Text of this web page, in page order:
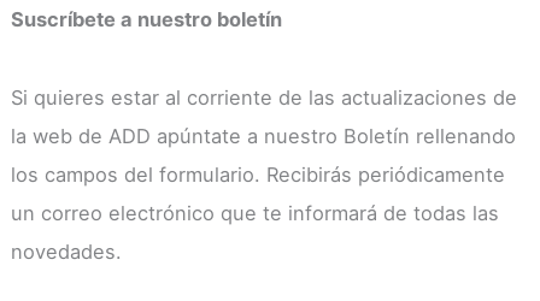
Suscríbete a nuestro boletín
Si quieres estar al corriente de las actualizaciones de
la web de ADD apúntate a nuestro Boletín rellenando
los campos del formulario. Recibirás periódicamente
un correo electrónico que te informará de todas las
novedades.